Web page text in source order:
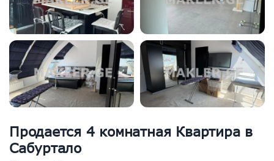
Продается 4 комнатная Квартира в
Сабуртало